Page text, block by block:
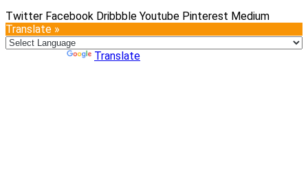
Twitter Facebook Dribbble Youtube Pinterest Medium
Translate »
Translate